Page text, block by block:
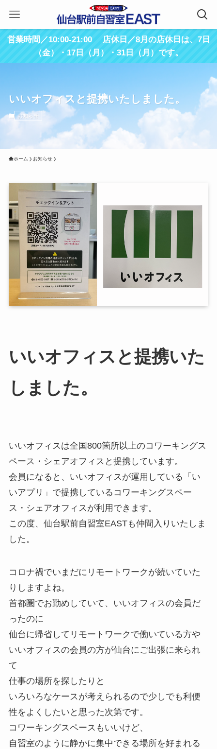
営業時間／10:00-21:00 店休日／8月の店休日は、7日
（金）・17日（月）・31日（月）です。
いいオフィスと提携いたしました。
お知らせ
ホーム お知らせ
いいオフィスと提携いた
しました。
いいオフィスは全国800箇所以上のコワーキングス
ペース・シェアオフィスと提携しています。
会員になると、いいオフィスが運用している「い
いアプリ」で提携しているコワーキングスペー
ス・シェアオフィスが利用できます。
この度、仙台駅前自習室EASTも仲間入りいたしま
した。
コロナ禍でいまだにリモートワークが続いていた
りしますよね。
首都圏でお勤めしていて、いいオフィスの会員だ
ったのに
仙台に帰省してリモートワークで働いている方や
いいオフィスの会員の方が仙台にご出張に来られ
て
仕事の場所を探したりと
いろいろなケースが考えられるので少しでも利便
性をよくしたいと思った次第です。
コワーキングスペースもいいけど、
自習室のように静かに集中できる場所を好まれる